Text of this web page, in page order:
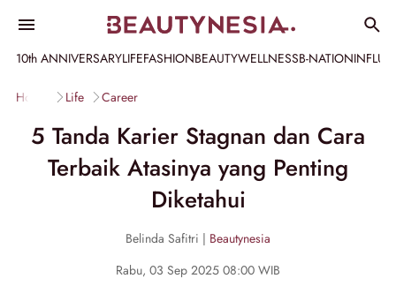
10th ANNIVERSARYLIFEFASHIONBEAUTYWELLNESSB-NATION
Home Life Career
5 Tanda Karier Stagnan dan Cara
Terbaik Atasinya yang Penting
Diketahui
Belinda Safitri | Beautynesia
Rabu, 03 Sep 2025 08:00 WIB